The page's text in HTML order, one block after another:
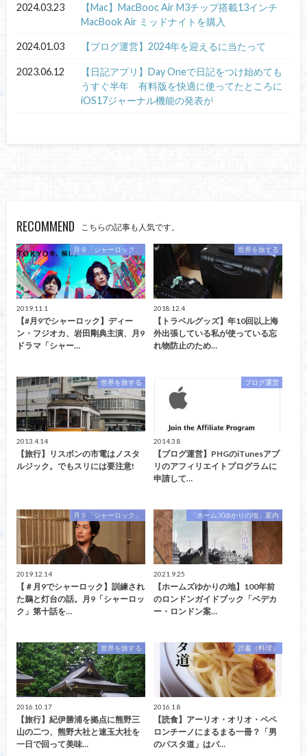
2024.03.23
【Mac】MacBooc Air M3チップ搭載13インチ
MacBook Air ミッドナイトを購入
2024.01.03 【ブログ運営】2024年を迎えるに当たって
2023.06.12
【日記アプリ】Day Oneで日記をつけ始めても
うすぐ半年 有料版を快適に使ってたところに
iOS17ジャーナル機能の発表が
RECOMMEND こちらの記事も人気です。
月９「シャーロック」
2019.11.1
【#月9でシャーロック】ディー
ン・フジオカ、岩田剛典主演、月9
ドラマ「シャー…
世界を旅する
2018.12.4
【トラベルグッズ】年10回以上海
外出張している私が使っている忘
れ物防止のため…
世界を旅する
2013.4.14
【旅行】リスボンの市電はノスタ
ルジック。でもスリには要注意!
ブログ運営
2014.3.8
【ブログ運営】PHGのiTunesアプ
リのアフィリエイトプログラムに
申請して…
月９「シャーロック」
2019.12.14
【＃月9でシャーロック】訓練され
た鵜と灯台の話。月9「シャーロッ
ク」第十話を…
「ホームズゆかりの地」案内
2021.9.25
【ホームズゆかりの地】100年前
のロンドンガイドブック「ベデカ
ー・ロンドン案…
世界を旅する
2016.10.17
【旅行】紀伊勝浦を拠点に熊野三
山の二つ、熊野大社と速玉大社を
一日で回って美味…
読書（料理）
2016.1.8
【読食】アーリオ・オリオ・ペペ
ロンチーノにまるまる一冊？「男
のパスタ道」はパ…